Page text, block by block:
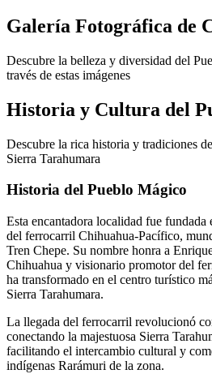
Galería Fotográfica de
Descubre la belleza y diversidad del
través de estas imágenes
Historia y Cultura del
Descubre la rica historia y tradiciones
Sierra Tarahumara
Historia del Pueblo Mágico
Esta encantadora localidad fue fundada
del ferrocarril Chihuahua-Pacífico,
Tren Chepe. Su nombre honra a
Chihuahua y visionario promotor del
ha transformado en el centro turístico
Sierra Tarahumara.
La llegada del ferrocarril revolucionó
conectando la majestuosa Sierra
facilitando el intercambio cultural y
indígenas Rarámuri de la zona.